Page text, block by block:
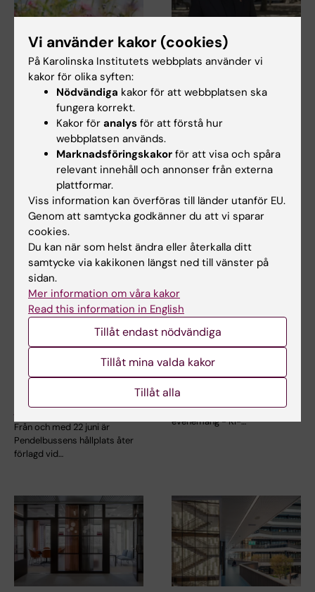
24 jun 2026
Tentamensservice
sommarstängt för
prov v.27-v.32
Tentamensservice har
sommarstängt och genomför
inga prov i skrivsal mellan…
18 jun 2026
Sveriges
studentkårer om
klimatkrisen:
Universiteten
lär
Enligt Sveriges förenade
alla studenter få rätt…
12 jun 2026
Pendelbussens
hållplats åter från
juni
Från och med 22 juni är
Pendelbussens hållplats åter
förlagd vid…
11 jun 2026
Samla laget – allt om
årets KI-lopp!
Den 24 september är det dags
för årets mest energifyllda
evenemang - KI-…
Vi använder kakor (cookies)
På Karolinska Institutets webbplats använder vi
kakor för olika syften:
Nödvändiga kakor för att webbplatsen ska
fungera korrekt.
Kakor för analys för att förstå hur
webbplatsen används.
Marknadsföringskakor för att visa och spåra
relevant innehåll och annonser från externa
plattformar.
Viss information kan överföras till länder utanför EU.
Genom att samtycka godkänner du att vi sparar
cookies.
Du kan när som helst ändra eller återkalla ditt
samtycke via kakikonen längst ned till vänster på
sidan.
Mer information om våra kakor
Read this information in English
Tillåt endast nödvändiga
Tillåt mina valda kakor
Tillåt alla